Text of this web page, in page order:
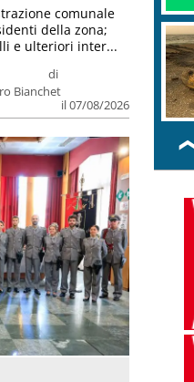
di
Bianchet
il 07/08/2026
comunale
della zona;
e ulteriori inter...